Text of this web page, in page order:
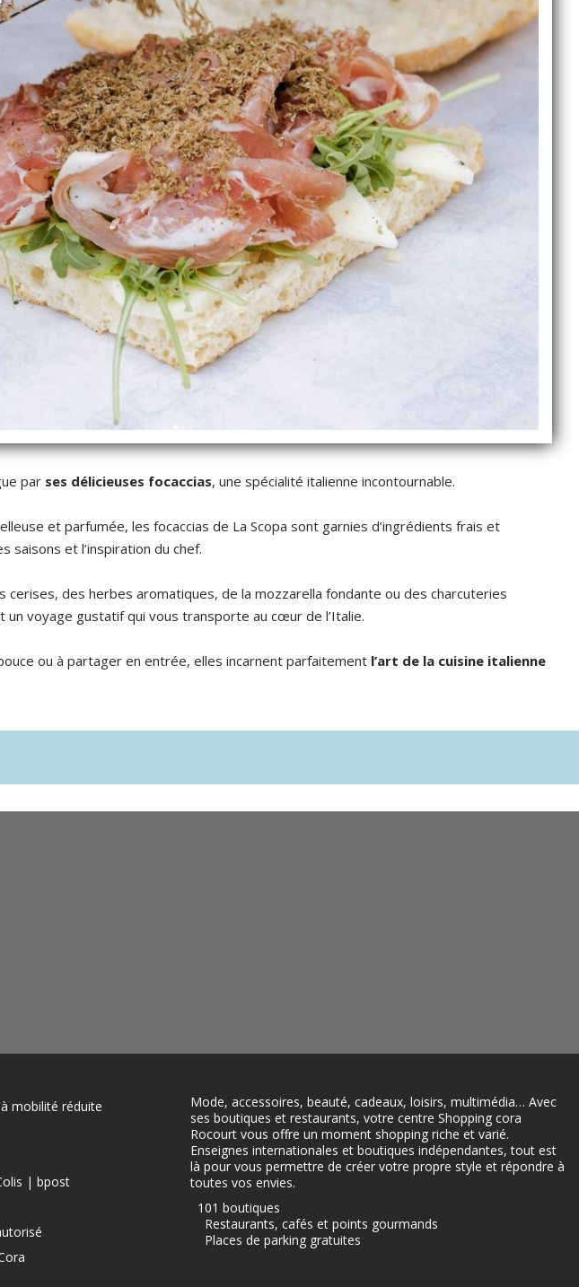
par ses délicieuses focaccias, une spécialité italienne incontournable.
et parfumée, les focaccias de La Scopa sont garnies d’ingrédients frais et
saisons et l’inspiration du chef.
cerises, des herbes aromatiques, de la mozzarella fondante ou des charcuteries
un voyage gustatif qui vous transporte au cœur de l’Italie.
ou à partager en entrée, elles incarnent parfaitement l’art de la cuisine italienne
mobilité réduite
| bpost
Mode, accessoires, beauté, cadeaux, loisirs, multimédia… Avec
ses boutiques et restaurants, votre centre Shopping cora
Rocourt vous offre un moment shopping riche et varié.
Enseignes internationales et boutiques indépendantes, tout est
là pour vous permettre de créer votre propre style et répondre à
toutes vos envies.
101 boutiques
Restaurants, cafés et points gourmands
Places de parking gratuites